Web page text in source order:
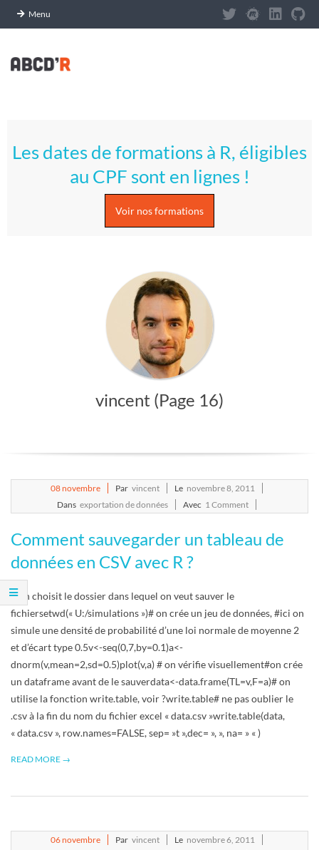
Menu
content
S
C
R
I
P
T
S
R
Menu
Les dates de formations à R, éligibles
au CPF sont en lignes !
Voir nos formations
vincent (Page 16)
08novembre Par vincent Le novembre 8, 2011
Dans exportation de données Avec 1 Comment
Comment sauvegarder un tableau de
données en CSV avec R ?
# on choisit le dossier dans lequel on veut sauver le
fichiersetwd(« U:/simulations »)# on crée un jeu de données, #ici on
simule une densité de probabilité d’une loi normale de moyenne 2
et d’écart type 0.5v<-seq(0,7,by=0.1)a<-
dnorm(v,mean=2,sd=0.5)plot(v,a) # on vérifie visuellement#on crée
un dataframe avant de le sauverdata<-data.frame(TL=v,F=a)# on
utilise la fonction write.table, voir ?write.table# ne pas oublier le
.csv à la fin du nom du fichier excel « data.csv »write.table(data,
« data.csv », row.names=FALSE, sep= »t »,dec= », », na= » « )
READ MORE →
06novembre Par vincent Le novembre 6, 2011
Panneau de gestion des cookies